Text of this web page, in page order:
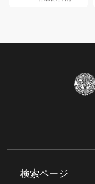
検索ページ